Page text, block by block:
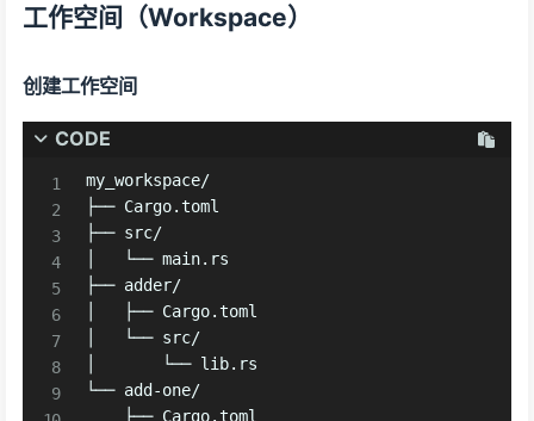
工作空间（Workspace）
创建工作空间
CODE
my_workspace/
├── Cargo.toml
├── src/
│   └── main.rs
├── adder/
│   ├── Cargo.toml
│   └── src/
│       └── lib.rs
└── add-one/